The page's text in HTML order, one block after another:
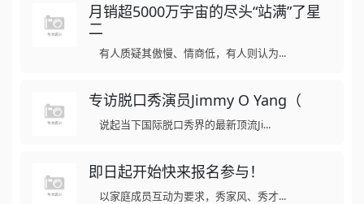
月销超5000万宇宙的尽头“站满”了星
二
有人质疑其傲慢、情商低，有人则认为...
专访脱口秀演员Jimmy O Yang（
说起当下国际脱口秀界的最新顶流Ji...
即日起开始快来报名参与！
以家庭成员互动为要求，秀家风、秀才...